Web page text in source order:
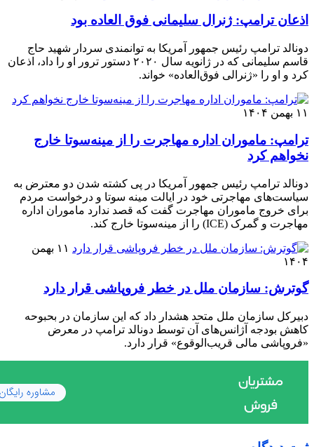
اذعان ترامپ: ژنرال سلیمانی فوق العاده بود
دونالد ترامپ رئیس جمهور آمریکا به توانمندی سردار شهید حاج
قاسم سلیمانی که در ژانویه سال ۲۰۲۰ دستور ترور او را داد، اذعان
کرد و او را «ژنرالی فوق‌العاده» خواند.
۱۱ بهمن ۱۴۰۴
ترامپ: ماموران اداره مهاجرت را از مینه‌سوتا خارج
نخواهم کرد
دونالد ترامپ رئیس جمهور آمریکا در پی کشته شدن دو معترض به
سیاست‌های مهاجرتی خود در ایالت مینه سوتا و درخواست مردم
برای خروج ماموران مهاجرت گفت که قصد ندارد ماموران اداره
مهاجرت و گمرک (ICE) را از مینه‌سوتا خارج کند.
۱۱ بهمن
۱۴۰۴
گوترش: سازمان ملل در خطر فروپاشی قرار دارد
دبیرکل سازمان ملل متحد هشدار داد که این سازمان در بحبوحه
کاهش بودجه آژانس‌های آن توسط دونالد ترامپ در معرض
«فروپاشی مالی قریب‌الوقوع» قرار دارد.